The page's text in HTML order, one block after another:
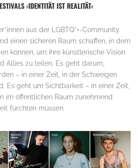
›IDENTITÄT IST REALITÄT‹
aus der LGBTQ*+-Community
einen sicheren Raum schaffen, in dem
können, um ihre künstlerische Vision
Allies zu teilen. Es geht darum,
– in einer Zeit, in der Schweigen
Es geht um Sichtbarkeit – in einer Zeit,
im öffentlichen Raum zunehmend
fürchten müssen.